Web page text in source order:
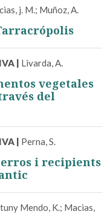
j. M.; Muñoz, A.
| Livarda, A.
vegetales
del
| Perna, S.
i recipients
Mendo, K.; Macias,